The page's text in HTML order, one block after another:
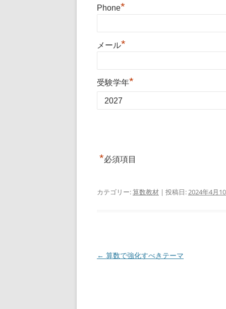
Phone*
メール*
受験学年*
*必須項目
カテゴリー:算数教材 | 投稿日:2024年4月
投
← 算数で強化すべきテーマ